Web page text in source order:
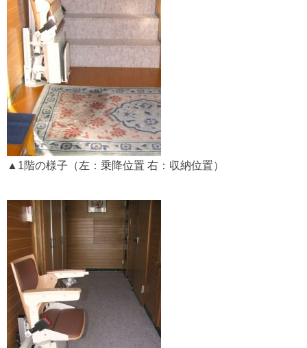
▲1階の様子（左：乗降位置 右：収納位置）